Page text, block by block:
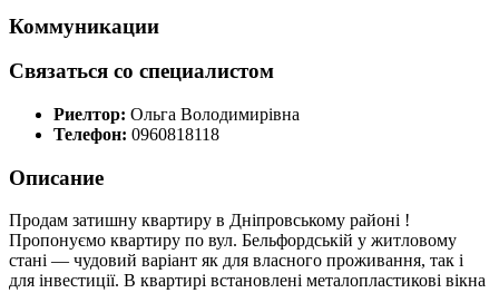
Коммуникации
Связаться со специалистом
Риелтор: Ольга Володимирівна
Телефон: 0960818118
Описание
Продам затишну квартиру в Дніпровському районі !
Пропонуємо квартиру по вул. Бельфордській у житловому
стані — чудовий варіант як для власного проживання, так і
для інвестиції. В квартирі встановлені металопластикові вікна